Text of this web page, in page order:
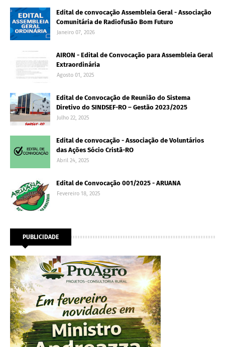
Edital de convocação Assembleia Geral - Associação
Comunitária de Radiofusão Bom Futuro
Janeiro 07, 2026
AIRON - Edital de Convocação para Assembleia Geral
Extraordinária
Agosto 01, 2025
Edital de Convocação de Reunião do Sistema
Diretivo do SINDSEF-RO – Gestão 2023/2025
Julho 22, 2025
Edital de convocação - Associação de Voluntários
das Ações Sócio Cristã-RO
Abril 24, 2025
Edital de Convocação 001/2025 - ARUANA
Fevereiro 18, 2025
PUBLICIDADE